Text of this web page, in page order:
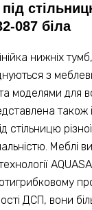
087 біла
нижніх тумб,
з
моделями для
також
стільницю
Меблі
ДСП, вони